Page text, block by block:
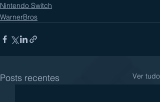
Nintendo Switch
WarnerBros
Posts recentes Ver tudo